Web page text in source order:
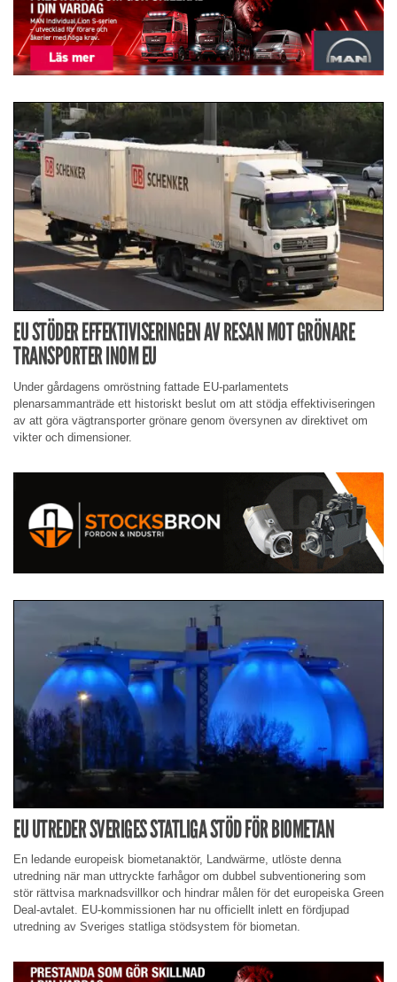
EU STÖDER EFFEKTIVISERINGEN AV RESAN MOT GRÖNARE
TRANSPORTER INOM EU
Under gårdagens omröstning fattade EU-parlamentets
plenarsammanträde ett historiskt beslut om att stödja effektiviseringen
av att göra vägtransporter grönare genom översynen av direktivet om
vikter och dimensioner.
EU UTREDER SVERIGES STATLIGA STÖD FÖR BIOMETAN
En ledande europeisk biometanaktör, Landwärme, utlöste denna
utredning när man uttryckte farhågor om dubbel subventionering som
stör rättvisa marknadsvillkor och hindrar målen för det europeiska Green
Deal-avtalet. EU-kommissionen har nu officiellt inlett en fördjupad
utredning av Sveriges statliga stödsystem för biometan.